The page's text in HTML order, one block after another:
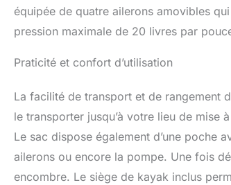
équipée de quatre ailerons amovibles
pression maximale de 20 livres par
Praticité et confort d’utilisation
La facilité de transport et de rangement
le transporter jusqu’à votre lieu de mise
Le sac dispose également d’une poche
ailerons ou encore la pompe. Une fois
encombre. Le siège de kayak inclus